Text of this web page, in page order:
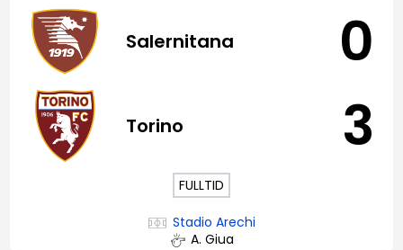
Bundesliga
Serie ASalernitana 0
Torino 3
FULLTID
Stadio Arechi
A. Giua